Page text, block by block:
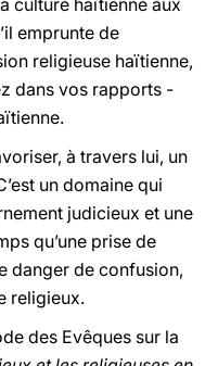
culture haïtienne aux
emprunte de
religieuse haïtienne,
dans vos rapports -
à travers lui, un
un domaine qui
judicieux et une
qu’une prise de
danger de confusion,
religieux.
des Evêques sur la